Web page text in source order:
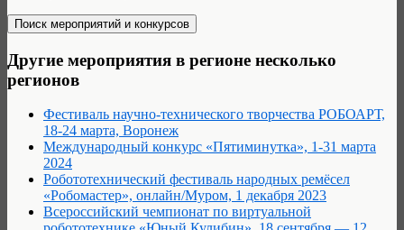
Другие мероприятия в регионе несколько
регионов
Фестиваль научно-технического творчества РОБОАРТ,
18-24 марта, Воронеж
Международный конкурс «Пятиминутка», 1-31 марта
2024
Робототехнический фестиваль народных ремёсел
«Робомастер», онлайн/Муром, 1 декабря 2023
Всероссийский чемпионат по виртуальной